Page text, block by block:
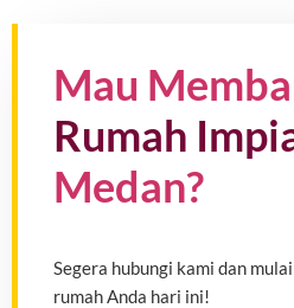
Mau
Rumah
Medan?
Segera hubungi kami dan
rumah Anda hari ini!